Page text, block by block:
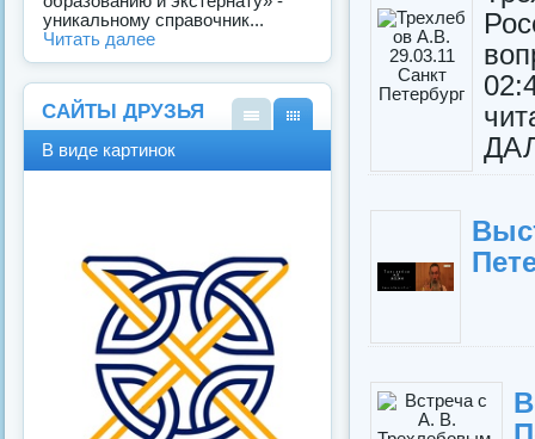
уникальному справочник...
Читать далее
САЙТЫ ДРУЗЬЯ
В виде картинок